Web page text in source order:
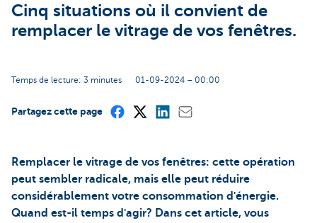
Cinq situations où il convient de
remplacer le vitrage de vos fenêtres.
Temps de lecture: 3 minutes 01-09-2024 – 00:00
Partagez cette page
Remplacer le vitrage de vos fenêtres: cette opération
peut sembler radicale, mais elle peut réduire
considérablement votre consommation d'énergie.
Quand est-il temps d'agir? Dans cet article, vous